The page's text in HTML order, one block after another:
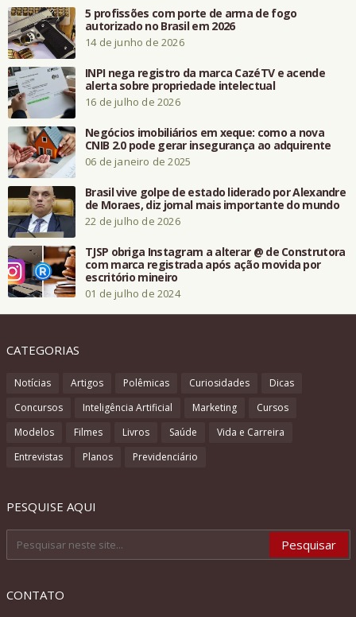
5 profissões com porte de arma de fogo
autorizado no Brasil em 2026
14 de junho de 2026
INPI nega registro da marca CazéTV e acende
alerta sobre propriedade intelectual
16 de julho de 2026
Negócios imobiliários em xeque: como a nova
CNIB 2.0 pode gerar insegurança ao adquirente
06 de janeiro de 2025
Brasil vive golpe de estado liderado por Alexandre
de Moraes, diz jornal mais importante do mundo
22 de julho de 2026
TJSP obriga Instagram a alterar @ de Construtora
com marca registrada após ação movida por
escritório mineiro
01 de julho de 2024
CATEGORIAS
Notícias Artigos Polêmicas Curiosidades
Dicas
Concursos
Inteligência Artificial Marketing
Cursos
Modelos
Filmes Livros Saúde
Vida e Carreira
Entrevistas
Planos Previdenciário
PESQUISE AQUI
CONTATO